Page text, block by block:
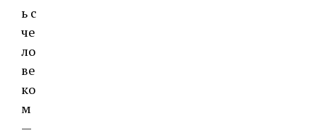
ь с
че
ло
ве
ко
м
—